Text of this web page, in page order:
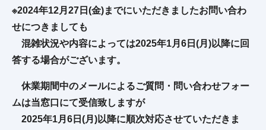
※2024年12月27日(金)までにいただきましたお問い合わ
せにつきましても
混雑状況や内容によっては2025年1月6日(月)以降に回
答する場合がございます。
休業期間中のメールによるご質問・問い合わせフォー
ムは当窓口にて受信致しますが
2025年1月6日(月)以降に順次対応させていただきま